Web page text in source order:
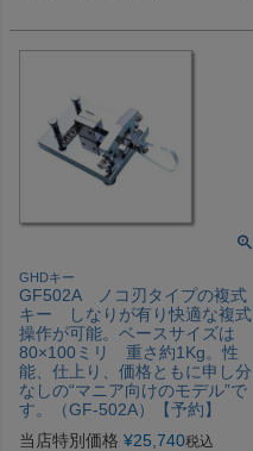
GHDキー
GF502A ノコ刃タイプの複式
キー しなりが有り快適な複式
操作が可能。ベースサイズは
80×100ミリ 重さ約1Kg。性
能、仕上り、価格ともに申し分
なしの“マニア向けのモデル”で
す。（GF-502A）【予約】
当店特別価格 ¥25,740税込